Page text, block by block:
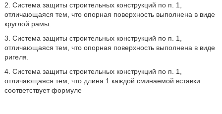
2. Система защиты строительных конструкций по п. 1,
отличающаяся тем, что опорная поверхность выполнена в виде
круглой рамы.
3. Система защиты строительных конструкций по п. 1,
отличающаяся тем, что опорная поверхность выполнена в виде
ригеля.
4. Система защиты строительных конструкций по п. 1,
отличающаяся тем, что длина 1 каждой сминаемой вставки
соответствует формуле